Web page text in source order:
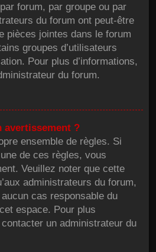
forum, par groupe ou par
du forum ont peut-être
pièces jointes dans le forum
groupes d’utilisateurs
Pour plus d’informations,
du forum.
avertissement ?
ensemble de règles. Si
de ces règles, vous
Veuillez noter que cette
administrateurs du forum,
cas responsable du
espace. Pour plus
un administrateur du